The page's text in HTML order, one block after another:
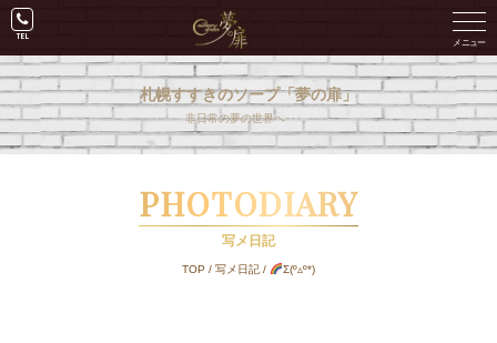
札幌すすきのソープ「夢の扉」
非日常の夢の世界へ･･･。
PHOTODIARY
写メ日記
TOP /写メ日記 / Σ(º▵º*)